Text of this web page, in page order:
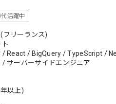
代活躍中
(フリーランス)
/ React / BigQuery / TypeScript /
サーバーサイドエンジニア
以上)